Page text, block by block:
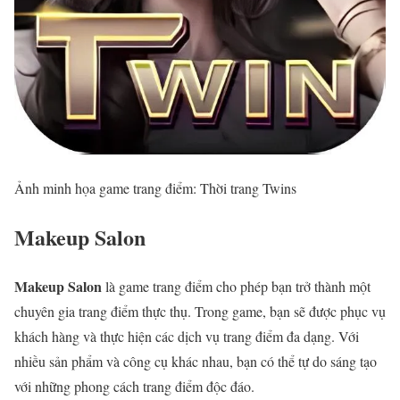
Ảnh minh họa game trang điểm: Thời trang Twins
Makeup Salon
Makeup Salonlà game trang điểm cho phép bạn trở thành một
chuyên gia trang điểm thực thụ. Trong game, bạn sẽ được phục vụ
khách hàng và thực hiện các dịch vụ trang điểm đa dạng. Với
nhiều sản phẩm và công cụ khác nhau, bạn có thể tự do sáng tạo
với những phong cách trang điểm độc đáo.